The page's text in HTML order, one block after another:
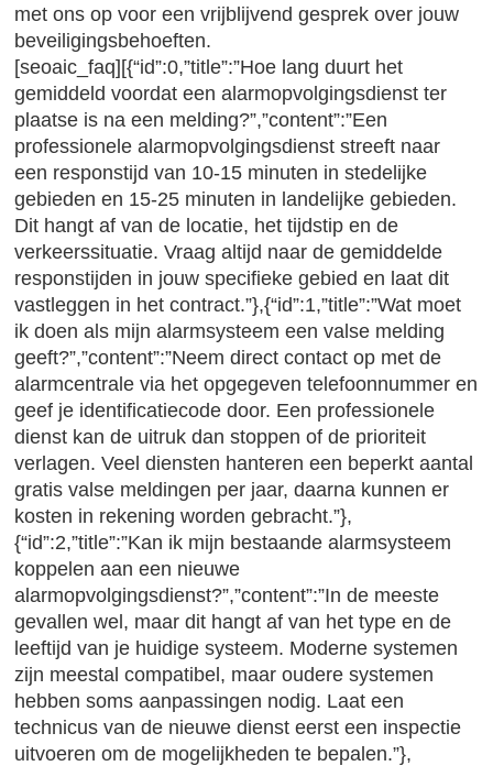
met ons op voor een vrijblijvend gesprek over jouw
beveiligingsbehoeften.
[seoaic_faq][{“id”:0,”title”:”Hoe lang duurt het
gemiddeld voordat een alarmopvolgingsdienst ter
plaatse is na een melding?”,”content”:”Een
professionele alarmopvolgingsdienst streeft naar
een responstijd van 10-15 minuten in stedelijke
gebieden en 15-25 minuten in landelijke gebieden.
Dit hangt af van de locatie, het tijdstip en de
verkeerssituatie. Vraag altijd naar de gemiddelde
responstijden in jouw specifieke gebied en laat dit
vastleggen in het contract.”},{“id”:1,”title”:”Wat moet
ik doen als mijn alarmsysteem een valse melding
geeft?”,”content”:”Neem direct contact op met de
alarmcentrale via het opgegeven telefoonnummer en
geef je identificatiecode door. Een professionele
dienst kan de uitruk dan stoppen of de prioriteit
verlagen. Veel diensten hanteren een beperkt aantal
gratis valse meldingen per jaar, daarna kunnen er
kosten in rekening worden gebracht.”},
{“id”:2,”title”:”Kan ik mijn bestaande alarmsysteem
koppelen aan een nieuwe
alarmopvolgingsdienst?”,”content”:”In de meeste
gevallen wel, maar dit hangt af van het type en de
leeftijd van je huidige systeem. Moderne systemen
zijn meestal compatibel, maar oudere systemen
hebben soms aanpassingen nodig. Laat een
technicus van de nieuwe dienst eerst een inspectie
uitvoeren om de mogelijkheden te bepalen.”},